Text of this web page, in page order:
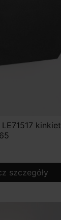
LE71517 kinkiet
szczegóły